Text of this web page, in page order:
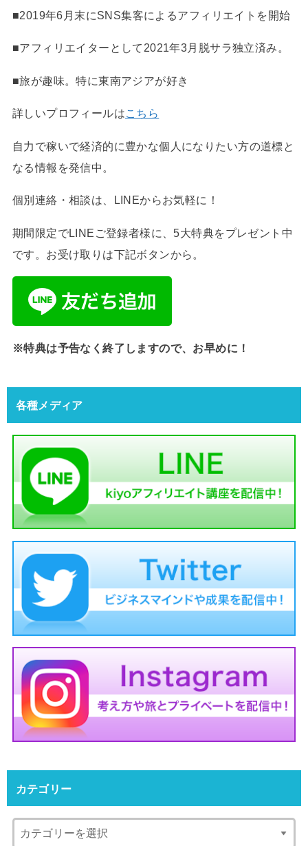
■2019年6月末にSNS集客によるアフィリエイトを開始
■アフィリエイターとして2021年3月脱サラ独立済み。
■旅が趣味。特に東南アジアが好き
詳しいプロフィールはこちら
自力で稼いで経済的に豊かな個人になりたい方の道標と
なる情報を発信中。
個別連絡・相談は、LINEからお気軽に！
期間限定でLINEご登録者様に、5大特典をプレゼント中
です。お受け取りは下記ボタンから。
※特典は予告なく終了しますので、お早めに！
各種メディア
カテゴリー